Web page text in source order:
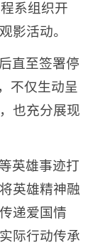
系组织开
影活动。
直至签署停
不仅生动呈
也充分展现
英雄事迹打
英雄精神融
递爱国情
际行动传承